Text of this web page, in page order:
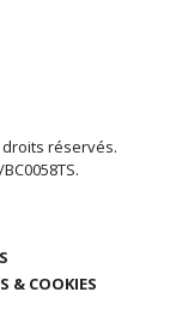
réservés.
& COOKIES